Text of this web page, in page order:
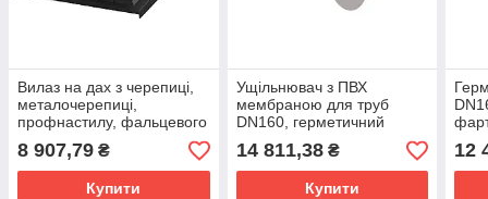
Вилаз на дах з черепиці,
металочерепиці,
профнастилу, фальцевого
даху, Finland, Uniroof
8 907,79 ₴
Купити
Ущільнювач з ПВХ
мембраною для труб
DN160, герметичний
прохід
14 811,38₴
Купити
12